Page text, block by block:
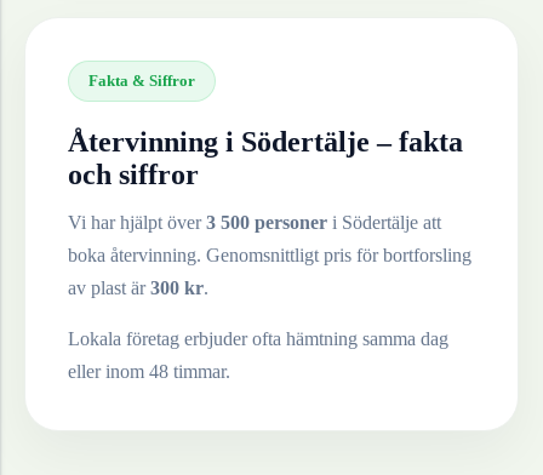
Fakta & Siffror
Återvinning i Södertälje – fakta
och siffror
Vi har hjälpt över3 500 personer i Södertälje att
boka återvinning. Genomsnittligt pris för bortforsling
av plast är300 kr.
Lokala företag erbjuder ofta hämtning samma dag
eller inom 48 timmar.